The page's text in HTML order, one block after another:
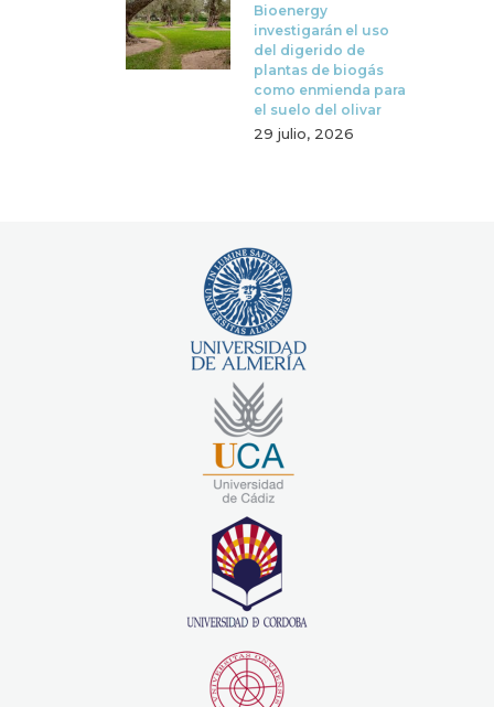
Bioenergy
investigarán el uso
del digerido de
plantas de biogás
como enmienda para
el suelo del olivar
29 julio, 2026